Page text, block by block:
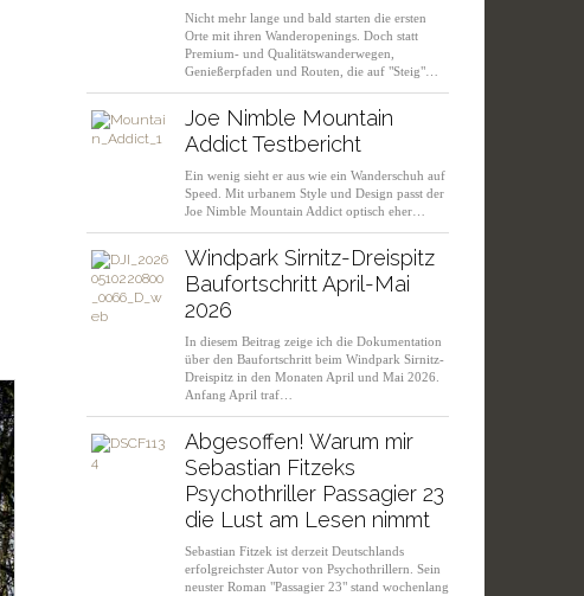
Nicht mehr lange und bald starten die ersten
Orte mit ihren Wanderopenings. Doch statt
Premium- und Qualitätswanderwegen,
Genießerpfaden und Routen, die auf "Steig"…
Joe Nimble Mountain
Addict Testbericht
Ein wenig sieht er aus wie ein Wanderschuh auf
Speed. Mit urbanem Style und Design passt der
Joe Nimble Mountain Addict optisch eher…
Windpark Sirnitz-Dreispitz
Baufortschritt April-Mai
2026
In diesem Beitrag zeige ich die Dokumentation
über den Baufortschritt beim Windpark Sirnitz-
Dreispitz in den Monaten April und Mai 2026.
Anfang April traf…
Abgesoffen! Warum mir
Sebastian Fitzeks
Psychothriller Passagier 23
die Lust am Lesen nimmt
Sebastian Fitzek ist derzeit Deutschlands
erfolgreichster Autor von Psychothrillern. Sein
neuster Roman "Passagier 23" stand wochenlang